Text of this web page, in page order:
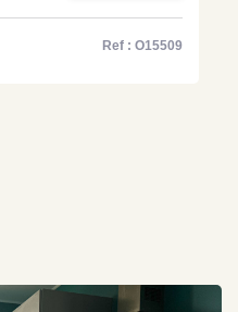
Ref : O15509